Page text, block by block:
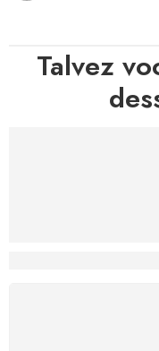
Talvez